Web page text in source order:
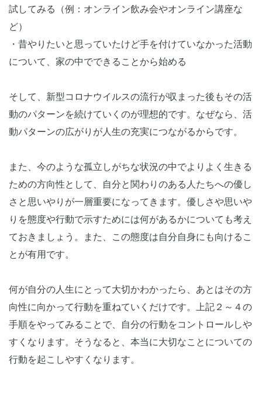
試してみる（例：オンライン飲み会やオンライン講座な
ど）
・昔やりたいと思っていたけど手を付けていなかった活動
について、家の中でできることから始める
そして、新型コロナウイルスの流行が収まった後もその活
動のパターンを続けていくのが理想的です。なぜなら、活
動パターンの広がりが人生の充実につながるからです。
また、今のような孤立しがちな状況の中でよりよく生きる
ための方向性として、自分と関わりのある人たちへの優し
さと思いやりが一層重要になってきます。優しさや思いや
りを態度や行動で示すためには何があるかについても考え
ておきましょう。また、この態度は自分自身にも向けるこ
とが有用です。
何が自分の人生にとって大切かわかったら、あとはその方
向性に向かって行動を重ねていくだけです。上記２～４の
手順をやってみることで、自分の行動をコントロールしや
すくなります。そうなると、本当に大切なことについての
行動を起こしやすくなります。